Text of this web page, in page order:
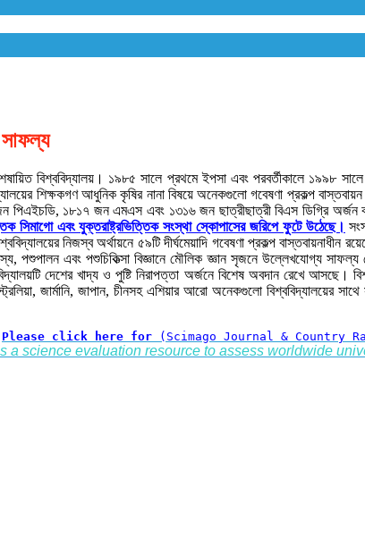
সাফল্য
বিশ্ববিদ্যালয়। ১৯৮৫ সালে প্রথমে ইপসা এবং পরবর্তীকালে ১৯৯৮
শিক্ষকগণ আধুনিক কৃষির নানা বিষয়ে অনেকগুলো গবেষণা প্রকল্প
১৮১৭ জন এমএস এবং ১৩১৬ জন ছাত্রীছাত্রী বিএস ডিগ্রি অর্জন
সিমাগো এবং যুক্তরাষ্ট্রভিত্তিক সংস্থা স্কোপাসের জরিপে ফুটে উঠেছে।
নিজস্ব অর্থায়নে ৫৯টি দীর্ঘমেয়াদি গবেষণা প্রকল্প
পশুপালন এবং পশুচিকিত্সা বিজ্ঞানে মৌলিক জ্ঞান সৃজনে উল্লেখযোগ্য
দেশের খাদ্য ও পুষ্টি নিরাপত্তা অর্জনে বিশেষ অবদান রেখে আসছে।
জার্মানি, জাপান, চীনসহ এশিয়ার আরো অনেকগুলো বিশ্ববিদ্যালয়ের
Please click here for (Scimago Journal & Country
a science evaluation resource to assess worldwide